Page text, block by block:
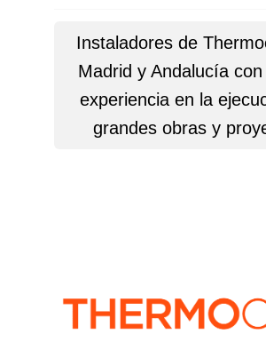
Instaladores de
Madrid y Andalucía
experiencia en la
grandes obras y